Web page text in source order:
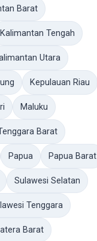
Barat
Kalimantan Tengah
Utara
Kepulauan Riau
Maluku
Barat
Papua Papua Barat
Sulawesi Selatan
Tenggara
Barat